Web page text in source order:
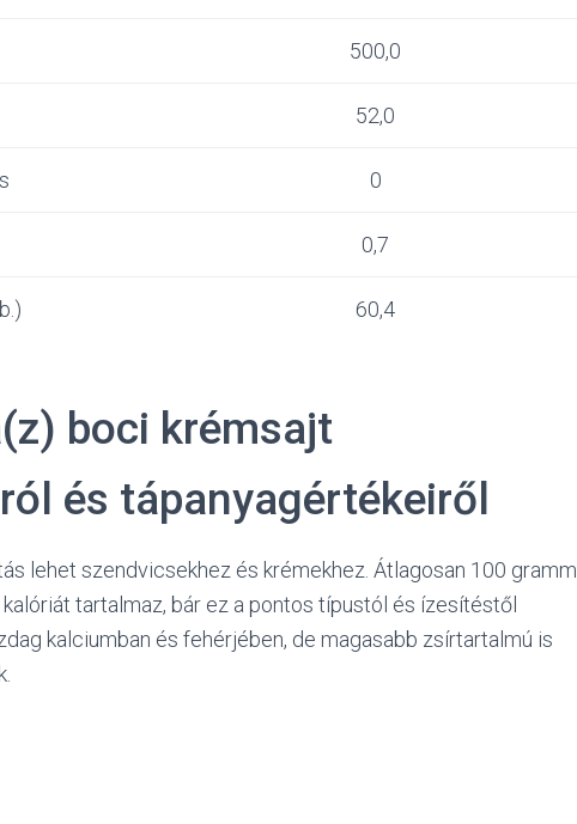
500,0
52,0
0
0,7
60,4
boci krémsajt
és tápanyagértékeiről
lehet szendvicsekhez és krémekhez. Átlagosan 100 gramm
tartalmaz, bár ez a pontos típustól és ízesítéstől
kalciumban és fehérjében, de magasabb zsírtartalmú is